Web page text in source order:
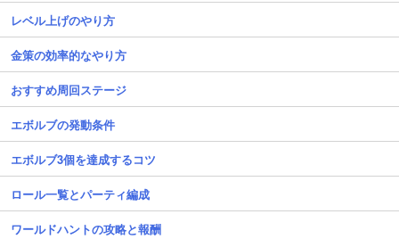
レベル上げのやり方
金策の効率的なやり方
おすすめ周回ステージ
エボルブの発動条件
エボルブ3個を達成するコツ
ロール一覧とパーティ編成
ワールドハントの攻略と報酬